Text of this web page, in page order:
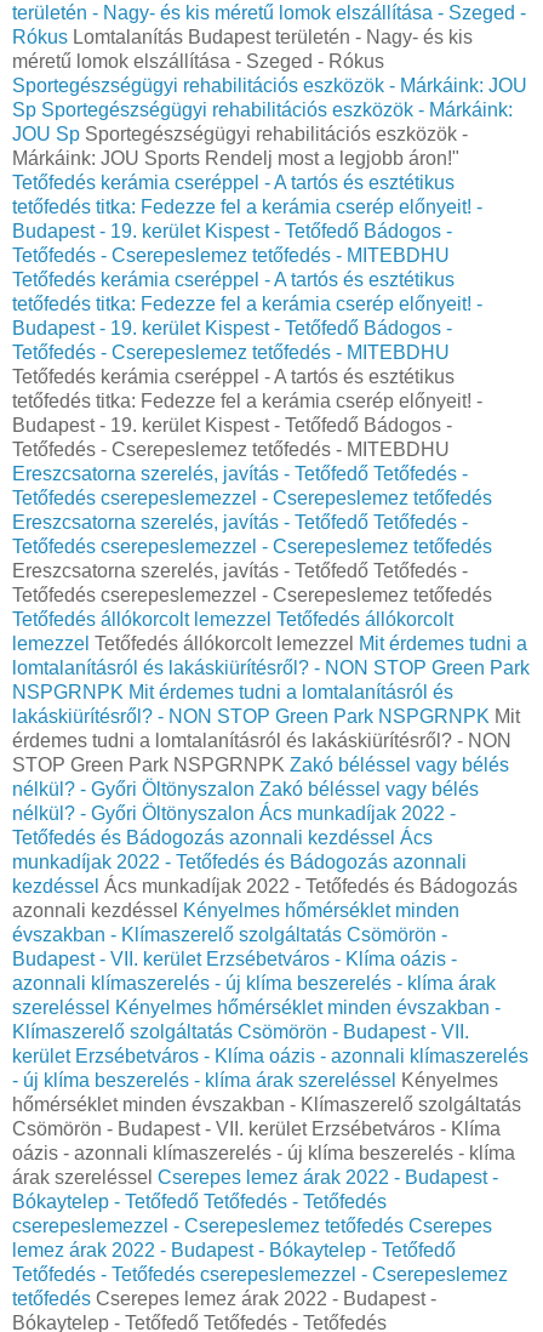
területén - Nagy- és kis méretű lomok elszállítása - Szeged -
Rókus Lomtalanítás Budapest területén - Nagy- és kis
méretű lomok elszállítása - Szeged - Rókus
Sportegészségügyi rehabilitációs eszközök - Márkáink: JOU
Sp Sportegészségügyi rehabilitációs eszközök - Márkáink:
JOU Sp Sportegészségügyi rehabilitációs eszközök -
Márkáink: JOU Sports Rendelj most a legjobb áron!"
Tetőfedés kerámia cseréppel - A tartós és esztétikus
tetőfedés titka: Fedezze fel a kerámia cserép előnyeit! -
Budapest - 19. kerület Kispest - Tetőfedő Bádogos -
Tetőfedés - Cserepeslemez tetőfedés - MITEBDHU
Tetőfedés kerámia cseréppel - A tartós és esztétikus
tetőfedés titka: Fedezze fel a kerámia cserép előnyeit! -
Budapest - 19. kerület Kispest - Tetőfedő Bádogos -
Tetőfedés - Cserepeslemez tetőfedés - MITEBDHU
Tetőfedés kerámia cseréppel - A tartós és esztétikus
tetőfedés titka: Fedezze fel a kerámia cserép előnyeit! -
Budapest - 19. kerület Kispest - Tetőfedő Bádogos -
Tetőfedés - Cserepeslemez tetőfedés - MITEBDHU
Ereszcsatorna szerelés, javítás - Tetőfedő Tetőfedés -
Tetőfedés cserepeslemezzel - Cserepeslemez tetőfedés
Ereszcsatorna szerelés, javítás - Tetőfedő Tetőfedés -
Tetőfedés cserepeslemezzel - Cserepeslemez tetőfedés
Ereszcsatorna szerelés, javítás - Tetőfedő Tetőfedés -
Tetőfedés cserepeslemezzel - Cserepeslemez tetőfedés
Tetőfedés állókorcolt lemezzel Tetőfedés állókorcolt
lemezzel Tetőfedés állókorcolt lemezzel Mit érdemes tudni a
lomtalanításról és lakáskiürítésről? - NON STOP Green Park
NSPGRNPK Mit érdemes tudni a lomtalanításról és
lakáskiürítésről? - NON STOP Green Park NSPGRNPK Mit
érdemes tudni a lomtalanításról és lakáskiürítésről? - NON
STOP Green Park NSPGRNPK Zakó béléssel vagy bélés
nélkül? - Győri Öltönyszalon Zakó béléssel vagy bélés
nélkül? - Győri Öltönyszalon Ács munkadíjak 2022 -
Tetőfedés és Bádogozás azonnali kezdéssel Ács
munkadíjak 2022 - Tetőfedés és Bádogozás azonnali
kezdéssel Ács munkadíjak 2022 - Tetőfedés és Bádogozás
azonnali kezdéssel Kényelmes hőmérséklet minden
évszakban - Klímaszerelő szolgáltatás Csömörön -
Budapest - VII. kerület Erzsébetváros - Klíma oázis -
azonnali klímaszerelés - új klíma beszerelés - klíma árak
szereléssel Kényelmes hőmérséklet minden évszakban -
Klímaszerelő szolgáltatás Csömörön - Budapest - VII.
kerület Erzsébetváros - Klíma oázis - azonnali klímaszerelés
- új klíma beszerelés - klíma árak szereléssel Kényelmes
hőmérséklet minden évszakban - Klímaszerelő szolgáltatás
Csömörön - Budapest - VII. kerület Erzsébetváros - Klíma
oázis - azonnali klímaszerelés - új klíma beszerelés - klíma
árak szereléssel Cserepes lemez árak 2022 - Budapest -
Bókaytelep - Tetőfedő Tetőfedés - Tetőfedés
cserepeslemezzel - Cserepeslemez tetőfedés Cserepes
lemez árak 2022 - Budapest - Bókaytelep - Tetőfedő
Tetőfedés - Tetőfedés cserepeslemezzel - Cserepeslemez
tetőfedés Cserepes lemez árak 2022 - Budapest -
Bókaytelep - Tetőfedő Tetőfedés - Tetőfedés